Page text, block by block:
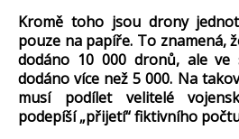
Kromě toho jsou drony
pouze na papíře. To znamená,
dodáno 10 000 dronů, ale ve
dodáno více než 5 000. Na takov
musí podílet velitelé
podepíší„přijetí“ fiktivního po